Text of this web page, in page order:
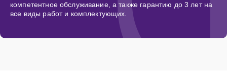
компетентное обслуживание, а также гарантию до 3 лет на
все виды работ и комплектующих.